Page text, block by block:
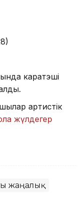
каратэші
артистік
жүлдегер
жаңалық